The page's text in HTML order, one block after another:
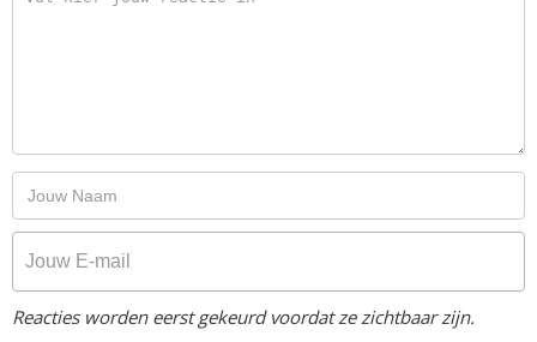
Reacties worden eerst gekeurd voordat ze zichtbaar zijn.